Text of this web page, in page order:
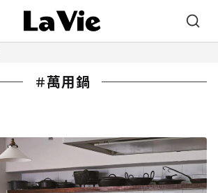
萬用鍋